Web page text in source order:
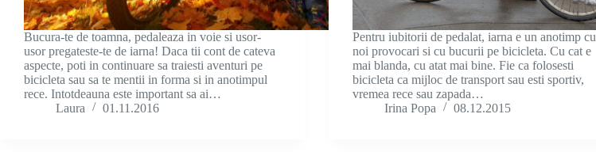
Bucura-te de toamna, pedaleaza in voie si usor-
usor pregateste-te de iarna! Daca tii cont de cateva
aspecte, poti in continuare sa traiesti aventuri pe
bicicleta sau sa te mentii in forma si in anotimpul
rece. Intotdeauna este important sa ai…
Laura
01.11.2016
Pentru iubitorii de pedalat, iarna e un anotimp cu
noi provocari si cu bucurii pe bicicleta. Cu cat e
mai blanda, cu atat mai bine. Fie ca folosesti
bicicleta ca mijloc de transport sau esti sportiv,
vremea rece sau zapada…
Irina Popa
08.12.2015